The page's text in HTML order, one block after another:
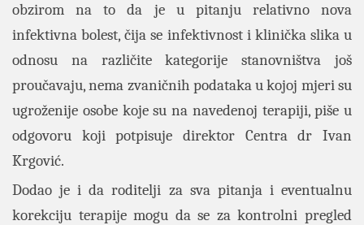
obzirom na to da je u pitanju relativno nova
infektivna bolest, čija se infektivnost i klinička slika u
odnosu na različite kategorije stanovništva još
proučavaju, nema zvaničnih podataka u kojoj mjeri su
ugroženije osobe koje su na navedenoj terapiji, piše u
odgovoru koji potpisuje direktor Centra dr Ivan
Krgović.
Dodao je i da roditelji za sva pitanja i eventualnu
korekciju terapije mogu da se za kontrolni pregled